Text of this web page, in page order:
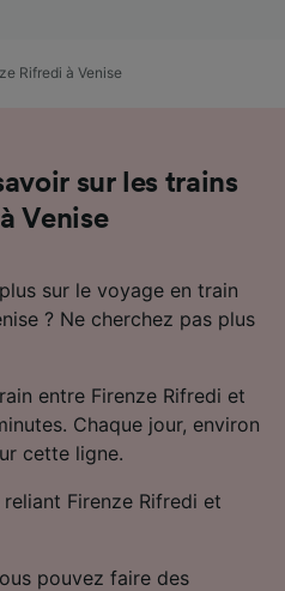
Rifredi à Venise
sur les trains
Venise
sur le voyage en train
? Ne cherchez pas plus
entre Firenze Rifredi et
Chaque jour, environ
cette ligne.
Firenze Rifredi et
pouvez faire des